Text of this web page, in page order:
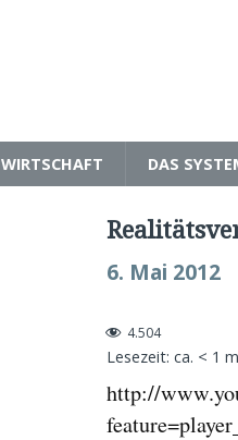
WIRTSCHAFT DAS
6. Mai 2012
4.504
Lesezeit: ca. < 1
http://